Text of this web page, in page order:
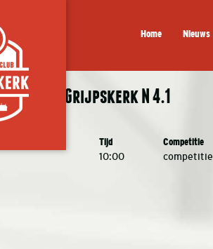
Home Nieuws
4.1 – VC Grijpskerk N 4.1
Tijd Competitie
10:00 competitie